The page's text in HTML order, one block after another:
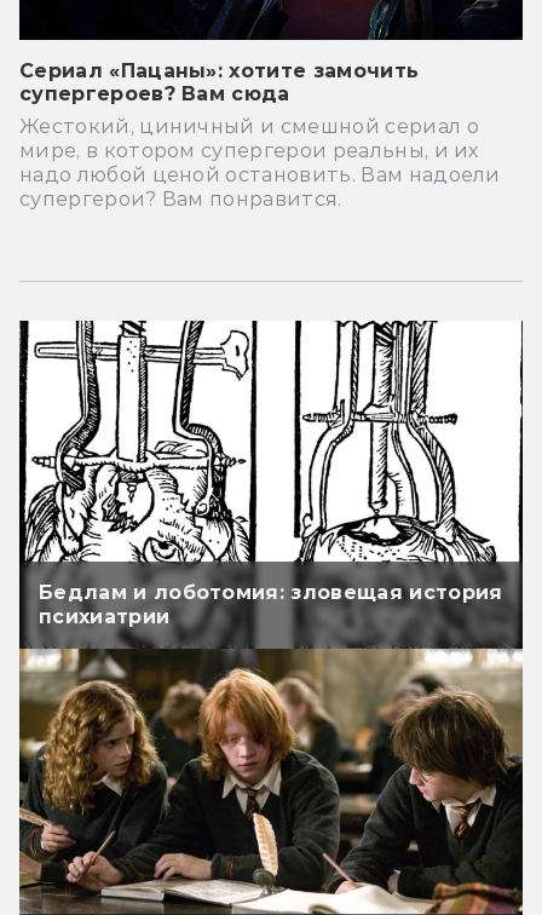
Сериал «Пацаны»: хотите замочить
супергероев? Вам сюда
Жестокий, циничный и смешной сериал о
мире, в котором супергерои реальны, и их
надо любой ценой остановить. Вам надоели
супергерои? Вам понравится.
Бедлам и лоботомия: зловещая история
психиатрии